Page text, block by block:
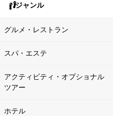
ジャンル
グルメ・レストラン
スパ・エステ
アクティビティ・オプショナル
ツアー
ホテル